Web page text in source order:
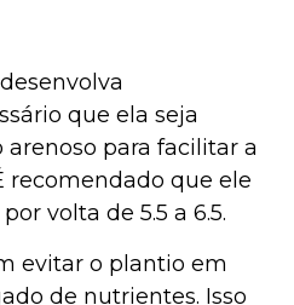
que ela seja
para facilitar a
recomendado que ele
volta de 5.5 a 6.5.
evitar o plantio em
de nutrientes. Isso